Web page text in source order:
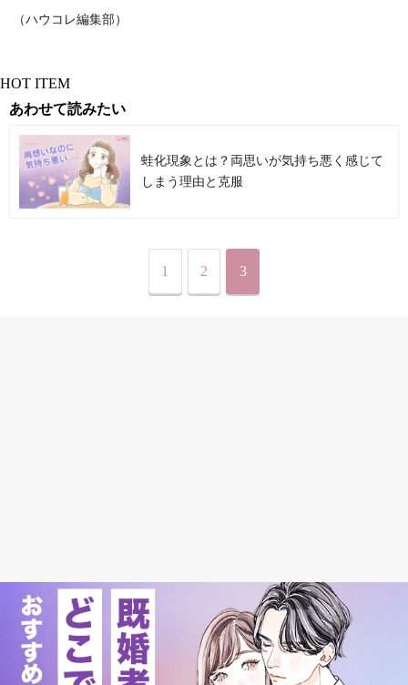
（ハウコレ編集部）
HOT ITEM
あわせて読みたい
蛙化現象とは？両思いが気持ち悪く感じて
しまう理由と克服
1 2 3